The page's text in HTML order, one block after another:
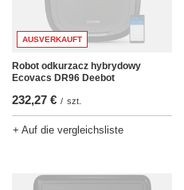
AUSVERKAUFT
Robot odkurzacz hybrydowy
Ecovacs DR96 Deebot
232,27 € / szt.
+ Auf die vergleichsliste